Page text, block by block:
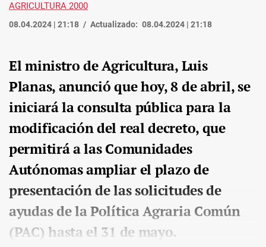
AGRICULTURA 2000
08.04.2024 | 21:18 Actualizado: 08.04.2024 | 21:18
El ministro de Agricultura, Luis
Planas, anunció que hoy, 8 de abril, se
iniciará la consulta pública para la
modificación del real decreto, que
permitirá a las Comunidades
Autónomas ampliar el plazo de
presentación de las solicitudes de
ayudas de la Política Agraria Común
(PAC) hasta el 31 de mayo.